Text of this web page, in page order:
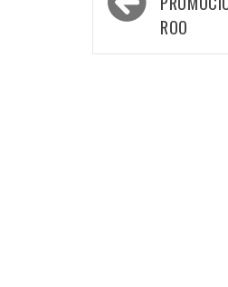
entradas
ROO